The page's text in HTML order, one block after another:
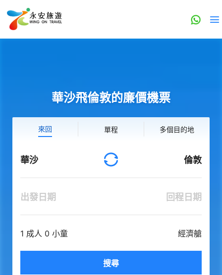
華沙飛倫敦的廉價機票
來回 單程 多個目的地
華沙 倫敦
出發日期 回程日期
1 成人 0 小童 經濟艙
搜尋